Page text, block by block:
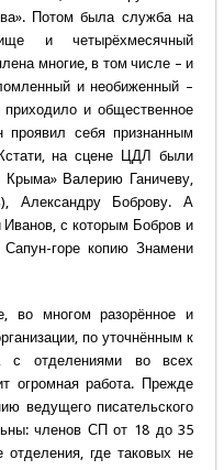
Потом была служба на
и четырёхмесячный
многие, в том числе – и
и необиженный –
и общественное
проявил себя признанным
на сцене ЦДЛ были
Валерию Ганичеву,
Александру Боброву. А
с которым Бобров и
горе копию Знамени
во многом разорённое и
по уточнённым к
отделениями во всех
огромная работа. Прежде
ведущего писательского
членов СП от 18 до 35
где таковых не